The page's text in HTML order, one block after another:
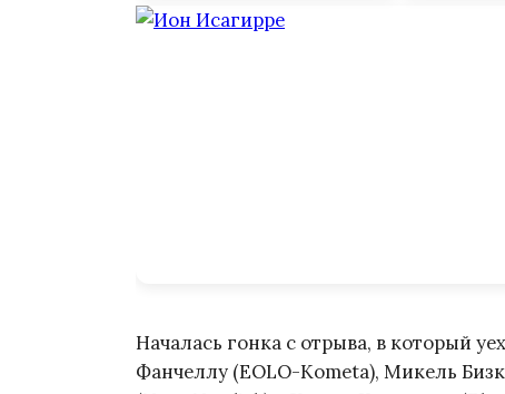
Началась гонка с отрыва, в который
Фанчеллу (EOLO-Kometa), Микель